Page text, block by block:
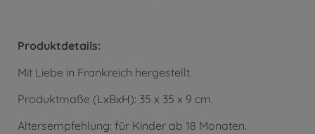
Produktdetails:
Mit Liebe in Frankreich hergestellt.
Produktmaße (LxBxH): 35 x 35 x 9 cm.
Altersempfehlung: für Kinder ab 18 Monaten.